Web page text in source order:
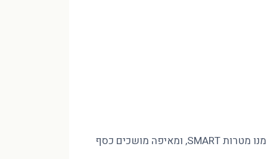
מינוס בהכנסה של 10,000 ₪ לא נסגר בחיסכון שאין לכם, אלא בסדר. פיטר הוד CFP מסביר איך בונים חזון לעשור, גוזרים ממנו מטרות SMART, ומאיפה מושכים כסף